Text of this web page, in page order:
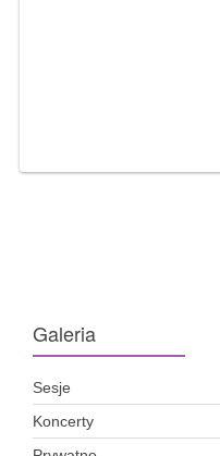
Galeria
Sesje
Koncerty